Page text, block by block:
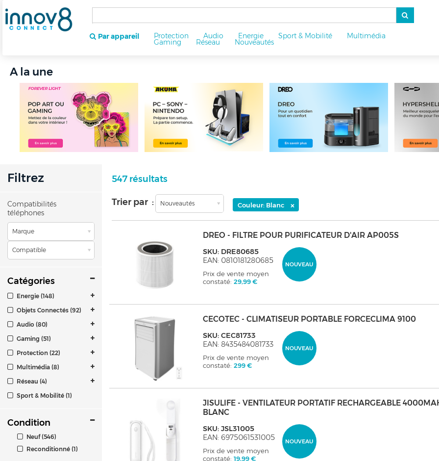
Par appareil Protection Audio Energie Sport & Mobilité Multimédia
Gaming Réseau Nouveautés
A la une
Filtrez
Compatibilités
téléphones
Marque
Compatible
Catégories
Energie (148)
Objets Connectés (92)
Audio (80)
Gaming (51)
Protection (22)
Multimédia (8)
Réseau (4)
Sport & Mobilité (1)
Condition
Neuf (546)
Reconditionné (1)
547 résultats
Trier par : Nouveautés Couleur: Blanc ×
DREO - FILTRE POUR PURIFICATEUR D'AIR AP005S
NOUVEAU
SKU: DRE80685
EAN: 0810181280685
Prix de vente moyen
constaté:29,99 €
CECOTEC - CLIMATISEUR PORTABLE FORCECLIMA 9100
NOUVEAU
SKU: CEC81733
EAN: 8435484081733
Prix de vente moyen
constaté:299 €
JISULIFE - VENTILATEUR PORTATIF RECHARGEABLE
BLANC
NOUVEAU
SKU: JSL31005
EAN: 6975061531005
Prix de vente moyen
constaté:19,99 €